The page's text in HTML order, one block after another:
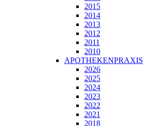
2015
2014
2013
2012
2011
2010
APOTHEKENPRAXIS
2026
2025
2024
2023
2022
2021
2018